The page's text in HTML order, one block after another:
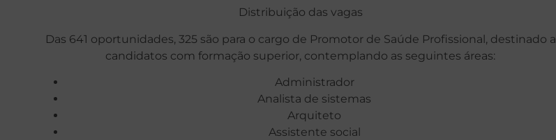
Distribuição das vagas
Das 641 oportunidades, 325 são para o cargo de Promotor de Saúde Profissional, destinado a
candidatos com formação superior, contemplando as seguintes áreas:
Administrador
Analista de sistemas
Arquiteto
Assistente social